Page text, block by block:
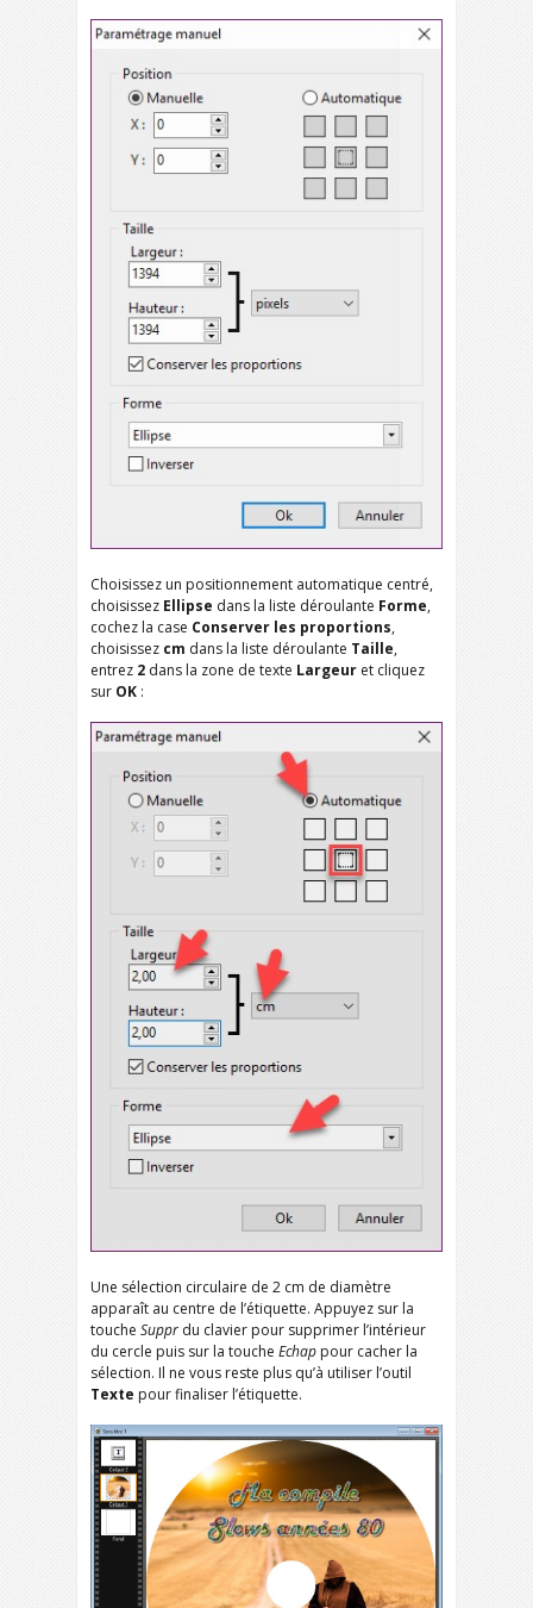
Choisissez un positionnement automatique centré,
choisissez Ellipse dans la liste déroulante Forme,
cochez la case Conserver les proportions,
choisissez cm dans la liste déroulante Taille,
entrez 2 dans la zone de texte Largeur et cliquez
sur OK :
Une sélection circulaire de 2 cm de diamètre
apparaît au centre de l’étiquette. Appuyez sur la
touche Suppr du clavier pour supprimer l’intérieur
du cercle puis sur la touche Echap pour cacher la
sélection. Il ne vous reste plus qu’à utiliser l’outil
Texte pour finaliser l’étiquette.